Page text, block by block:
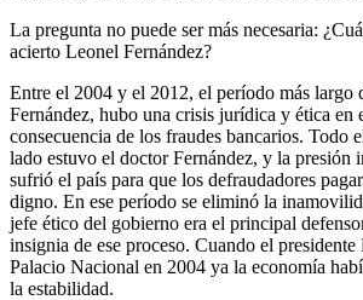
La pregunta no puede ser más necesaria:
acierto Leonel Fernández?
Entre el 2004 y el 2012, el período más largo
Fernández, hubo una crisis jurídica y ética en
consecuencia de los fraudes bancarios. Todo
lado estuvo el doctor Fernández, y la presión
sufrió el país para que los defraudadores
digno. En ese período se eliminó la
jefe ético del gobierno era el principal
insignia de ese proceso. Cuando el presidente
Palacio Nacional en 2004 ya la economía
la estabilidad.